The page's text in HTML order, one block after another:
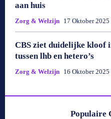
aan huis
Zorg & Welzijn 17 Oktober 2025
CBS ziet duidelijke kloof
tussen lhb en hetero’s
Zorg & Welzijn 16 Oktober 2025
Populaire